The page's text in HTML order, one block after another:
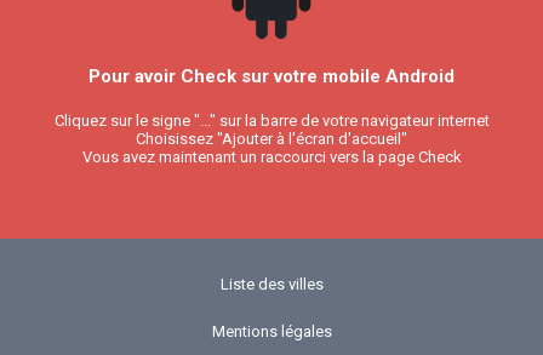
Pour avoir Check sur votre mobile Android
Cliquez sur le signe "..." sur la barre de votre navigateur internet
Choisissez "Ajouter à l'écran d'accueil"
Vous avez maintenant un raccourci vers la page Check
Liste des villes
Mentions légales